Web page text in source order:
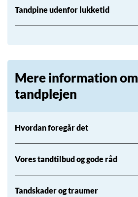
Tandpine udenfor lukketid
Mere information om
tandplejen
Hvordan foregår det
Vores tandtilbud og gode råd
Tandskader og traumer